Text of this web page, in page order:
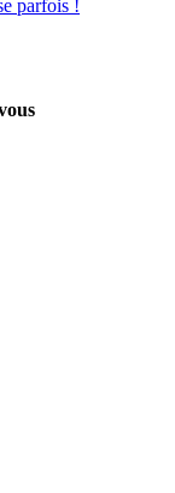
parfois !